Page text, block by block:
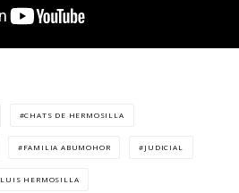
CHATS DE HERMOSILLA
FAMILIA ABUMOHOR JUDICIAL
LUIS HERMOSILLA